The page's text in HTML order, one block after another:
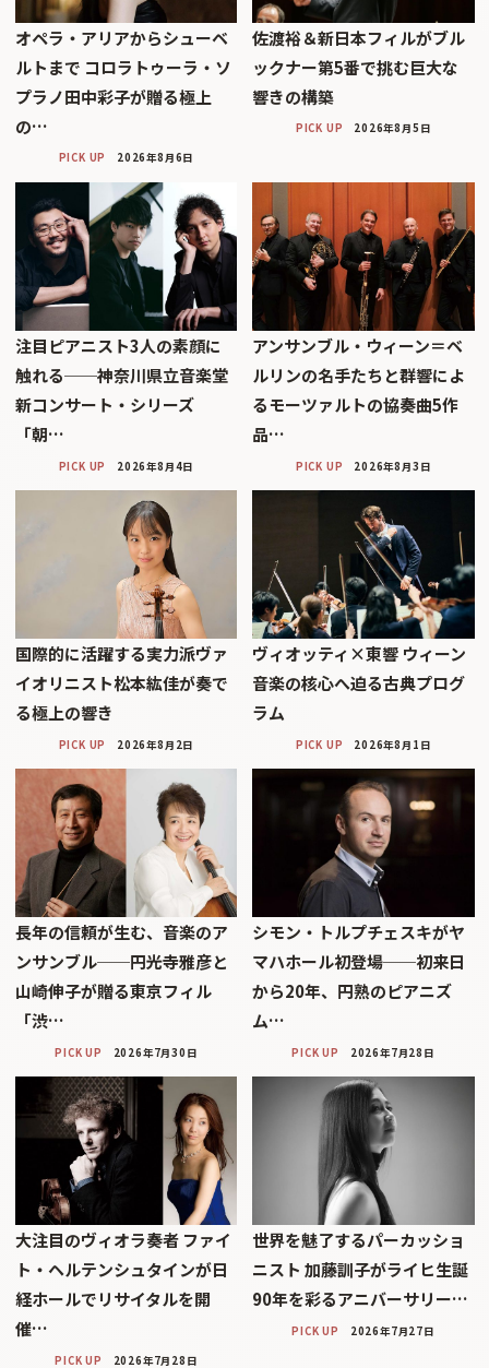
オペラ・アリアからシューベ
ルトまで コロラトゥーラ・ソ
プラノ田中彩子が贈る極上
の…
PICK UP 2026年8月6日
佐渡裕＆新日本フィルがブル
ックナー第5番で挑む巨大な
響きの構築
PICK UP 2026年8月5日
注目ピアニスト3人の素顔に
触れる──神奈川県立音楽堂
新コンサート・シリーズ
「朝…
PICK UP 2026年8月4日
アンサンブル・ウィーン＝ベ
ルリンの名手たちと群響によ
るモーツァルトの協奏曲5作
品…
PICK UP 2026年8月3日
国際的に活躍する実力派ヴァ
イオリニスト松本紘佳が奏で
る極上の響き
PICK UP 2026年8月2日
ヴィオッティ×東響 ウィーン
音楽の核心へ迫る古典プログ
ラム
PICK UP 2026年8月1日
長年の信頼が生む、音楽のア
ンサンブル──円光寺雅彦と
山崎伸子が贈る東京フィル
「渋…
PICK UP 2026年7月30日
シモン・トルプチェスキがヤ
マハホール初登場──初来日
から20年、円熟のピアニズ
ム…
PICK UP 2026年7月28日
大注目のヴィオラ奏者 ファイ
ト・ヘルテンシュタインが日
経ホールでリサイタルを開
催…
PICK UP 2026年7月28日
世界を魅了するパーカッショ
ニスト 加藤訓子がライヒ生誕
90年を彩るアニバーサリー…
PICK UP 2026年7月27日